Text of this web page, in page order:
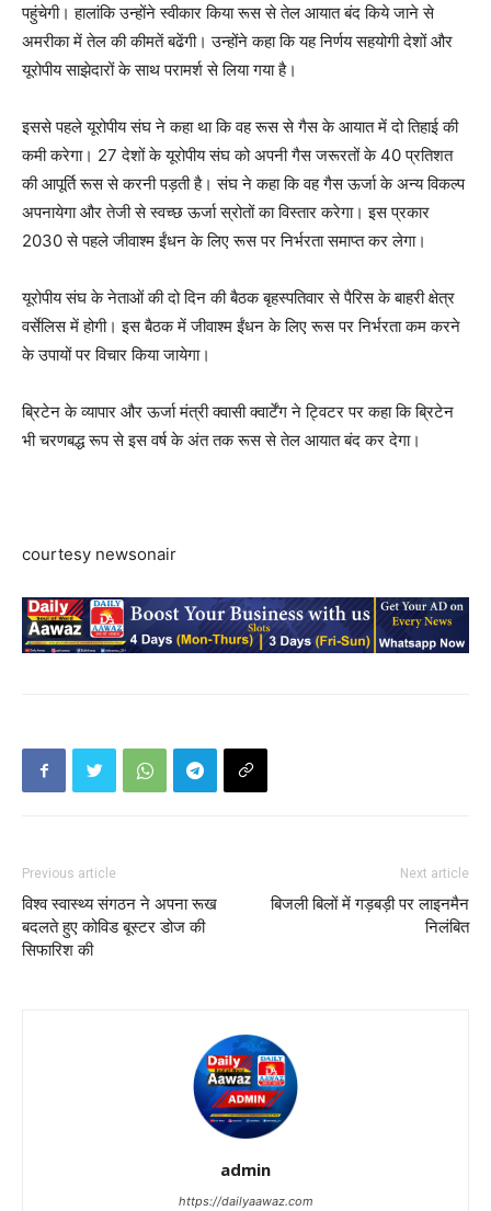
पहुंचेगी। हालांकि उन्‍होंने स्‍वीकार किया रूस से तेल आयात बंद किये जाने से
अमरीका में तेल की कीमतें बढेंगी। उन्‍होंने कहा कि यह निर्णय सहयोगी देशों और
यूरोपीय साझेदारों के साथ परामर्श से लिया गया है।
इससे पहले यूरोपीय संघ ने कहा था कि वह रूस से गैस के आयात में दो तिहाई की
कमी करेगा। 27 देशों के यूरोपीय संघ को अपनी गैस जरूरतों के 40 प्रतिशत
की आपूर्ति रूस से करनी पड़ती है। संघ ने कहा कि वह गैस ऊर्जा के अन्‍य विकल्‍प
अपनायेगा और तेजी से स्‍वच्‍छ ऊर्जा स्रोतों का विस्‍तार करेगा। इस प्रकार
2030 से पहले जीवाश्‍म ईंधन के लिए रूस पर निर्भरता समाप्‍त कर लेगा।
यूरोपीय संघ के नेताओं की दो दिन की बैठक बृहस्‍पतिवार से पैरिस के बाहरी क्षेत्र
वर्सेलिस में होगी। इस बैठक में जीवाश्‍म ईंधन के लिए रूस पर निर्भरता कम करने
के उपायों पर विचार किया जायेगा।
ब्रिटेन के व्‍यापार और ऊर्जा मंत्री क्‍वासी क्‍वार्टेंग ने ट्वि‍टर पर कहा कि ब्रिटेन
भी चरणबद्ध रूप से इस वर्ष के अंत तक रूस से तेल आयात बंद कर देगा।
courtesy newsonair
Previous article
विश्‍व स्‍वास्‍थ्‍य संगठन ने अपना रूख
बदलते हुए कोविड बूस्‍टर डोज की
सिफारिश की
Next article
बिजली बिलों में गड़बड़ी पर लाइनमैन
निलंबित
admin
https://dailyaawaz.com